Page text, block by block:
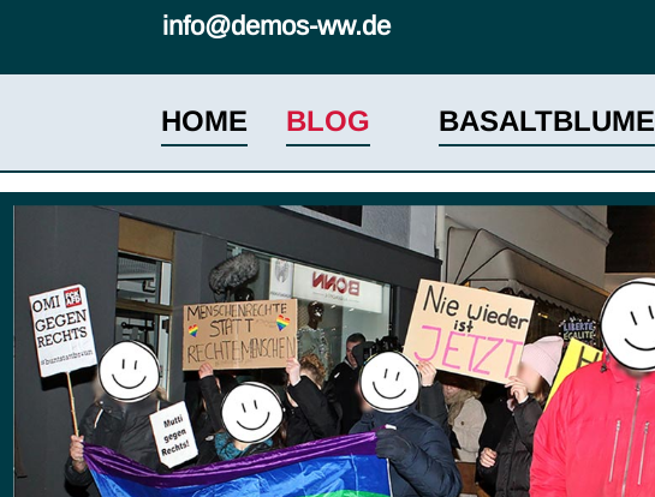
info@demos-ww.de
HOME BLOG BASALTBLUME